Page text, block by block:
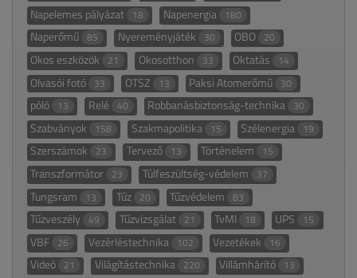
Napelemes pályázat 18 Napenergia 180
Naperőmű 85 Nyereményjáték 30 OBO 20
Okos eszközök 21 Okosotthon 33 Oktatás 14
Olvasói fotó 33 OTSZ 13 Paksi Atomerőmű 30
póló 13 Relé 40 Robbanásbiztonság-technika 30
Szabványok 158 Szakmapolitika 15 Szélenergia 19
Szerszámok 23 Tervező 13 Történelem 15
Transzformátor 23 Túlfeszültség-védelem 37
Tungsram 13 Tűz 20 Tűzvédelem 83
Tűzveszély 49 Tűzvizsgálat 21 TvMI 18 UPS 15
VBF 26 Vezérléstechnika 102 Vezetékek 16
Videó 21 Világítástechnika 220 Villámhárító 13